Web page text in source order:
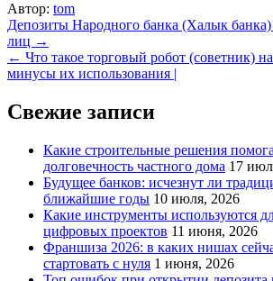
Автор: tom
Навигация
по
записям
Депозиты Народного банка (Халык
лиц →
← Что такое торговый робот (советник)
минусы их использования |
Свежие записи
Какие строительные решения
долговечность частного дома 17
Будущее банков: исчезнут ли
ближайшие годы 10 июля, 2026
Какие инструменты используются
цифровых проектов 11 июня, 2026
Франшиза 2026: в каких нишах
стартовать с нуля 1 июня, 2026